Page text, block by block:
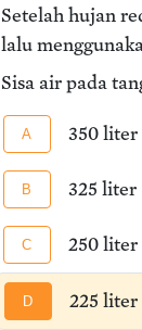
Setelah hujan
lalu
Sisa air pada
A 350 liter
B 325 liter
C 250 liter
D 225 liter